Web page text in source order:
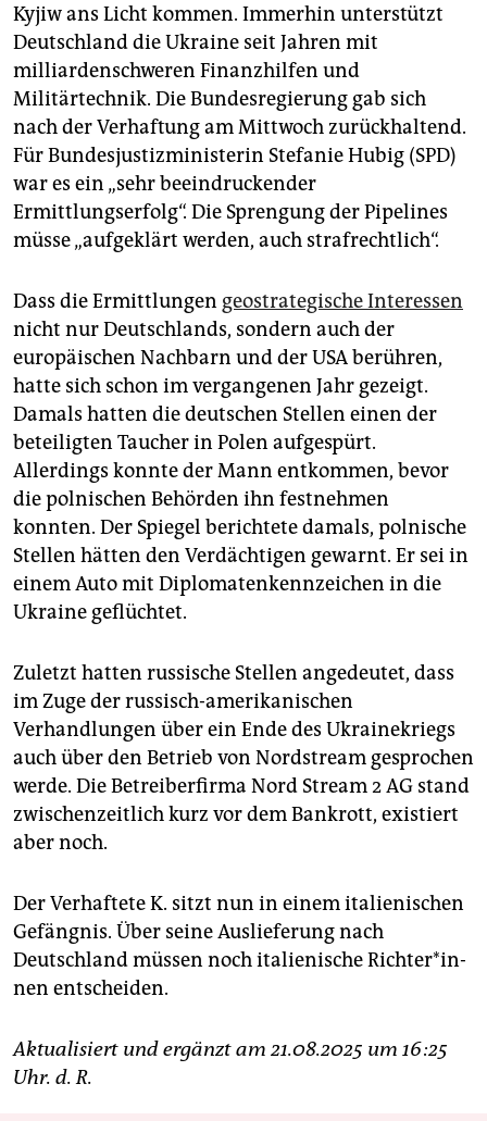
Kyjiw ans Licht kommen. Immerhin unterstützt
Deutschland die Ukraine seit Jahren mit
milliardenschweren Finanzhilfen und
Militärtechnik. Die Bundesregierung gab sich
nach der Verhaftung am Mittwoch zurückhaltend.
Für Bundesjustizministerin Stefanie Hubig (SPD)
war es ein „sehr beeindruckender
Ermittlungserfolg“. Die Sprengung der Pipelines
müsse „aufgeklärt werden, auch strafrechtlich“.
Dass die Ermittlungen geostrategische Interessen
nicht nur Deutschlands, sondern auch der
europäischen Nachbarn und der USA berühren,
hatte sich schon im vergangenen Jahr gezeigt.
Damals hatten die deutschen Stellen einen der
beteiligten Taucher in Polen aufgespürt.
Allerdings konnte der Mann entkommen, bevor
die polnischen Behörden ihn festnehmen
konnten. Der Spiegel berichtete damals, polnische
Stellen hätten den Verdächtigen gewarnt. Er sei in
einem Auto mit Diplomatenkennzeichen in die
Ukraine geflüchtet.
Zuletzt hatten russische Stellen angedeutet, dass
im Zuge der russisch-amerikanischen
Verhandlungen über ein Ende des Ukrainekriegs
auch über den Betrieb von Nordstream gesprochen
werde. Die Betreiberfirma Nord Stream 2 AG stand
zwischenzeitlich kurz vor dem Bankrott, existiert
aber noch.
Der Verhaftete K. sitzt nun in einem italienischen
Gefängnis. Über seine Auslieferung nach
Deutschland müssen noch italienische Rich­te­r*in­
nen entscheiden.
Aktualisiert und ergänzt am 21.08.2025 um 16:25
Uhr. d. R.